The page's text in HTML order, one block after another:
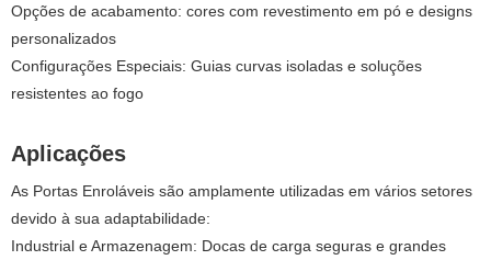
Opções de acabamento: cores com revestimento em pó e designs
personalizados
Configurações Especiais: Guias curvas isoladas e soluções
resistentes ao fogo
Aplicações
As Portas Enroláveis ​​são amplamente utilizadas em vários setores
devido à sua adaptabilidade:
Industrial e Armazenagem: Docas de carga seguras e grandes